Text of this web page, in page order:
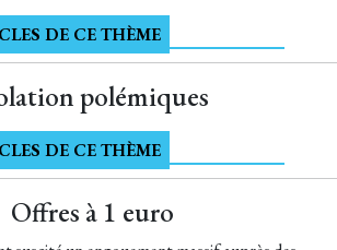
DE CE THÈME
polémiques
DE CE THÈME
Offres à 1 euro